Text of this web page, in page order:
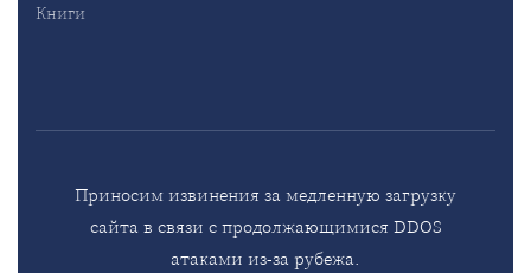
Книги
Приносим извинения за медленную загрузку
сайта в связи с продолжающимися DDOS
атаками из-за рубежа.